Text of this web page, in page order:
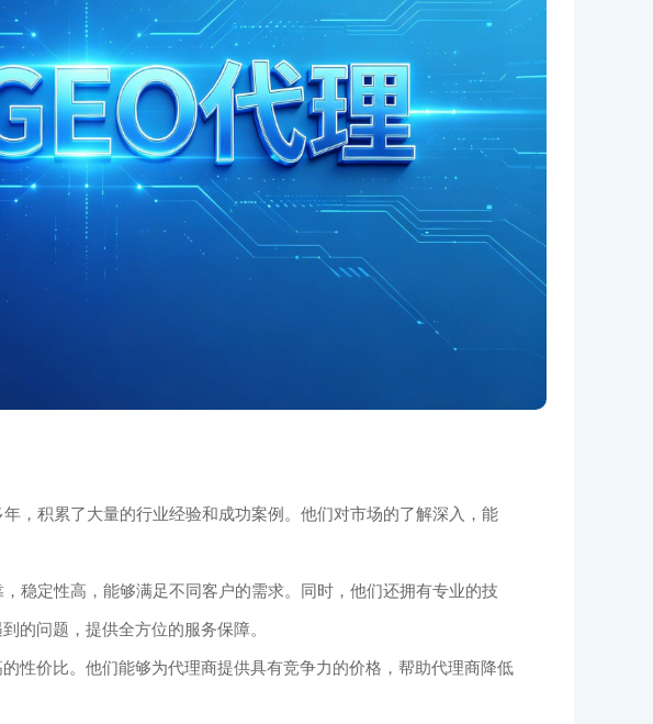
年，积累了大量的行业经验和成功案例。他们对市场的了解深入，能
，稳定性高，能够满足不同客户的需求。同时，他们还拥有专业的技
的问题，提供全方位的服务保障。
性价比。他们能够为代理商提供具有竞争力的价格，帮助代理商降低